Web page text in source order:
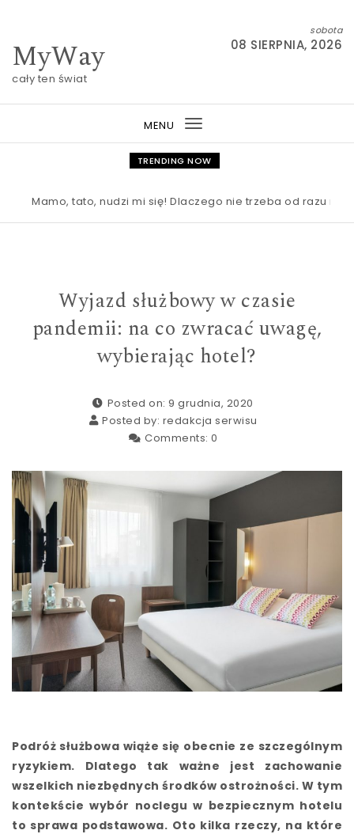
MyWay
cały ten świat
sobota
08 SIERPNIA, 2026
MENU
Toggle
navigation
TRENDING NOW
Mamo, tato, nudzi mi się! Dlaczego nie trzeba od razu
Wyjazd służbowy w czasie
pandemii: na co zwracać uwagę,
wybierając hotel?
Posted on: 9 grudnia, 2020
Posted by: redakcja serwisu
Comments: 0
Podróż służbowa wiąże się obecnie ze szczególnym
ryzykiem. Dlatego tak ważne jest zachowanie
wszelkich niezbędnych środków ostrożności. W tym
kontekście wybór noclegu w bezpiecznym hotelu
to sprawa podstawowa. Oto kilka rzeczy, na które